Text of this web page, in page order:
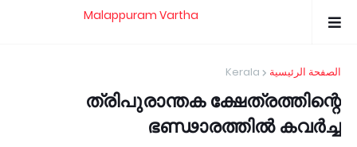
Malappuram Vartha
الصفحة الرئيسية Kerala
ത്രിപുരാന്തക ക്ഷേത്രത്തിന്റെ
ഭണ്ഢാരത്തില്‍ കവര്‍ച്ച